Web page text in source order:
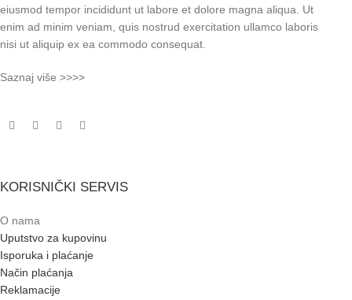
eiusmod tempor incididunt ut labore et dolore magna aliqua. Ut
enim ad minim veniam, quis nostrud exercitation ullamco laboris
nisi ut aliquip ex ea commodo consequat.
Saznaj više >>>>
KORISNIČKI SERVIS
O nama
Uputstvo za kupovinu
Isporuka i plaćanje
Način plaćanja
Reklamacije